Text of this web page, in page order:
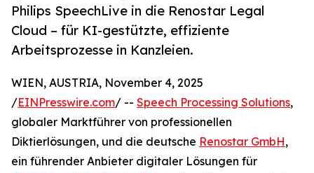
Philips SpeechLive in die Renostar Legal
Cloud – für KI-gestützte, effiziente
Arbeitsprozesse in Kanzleien.
WIEN, AUSTRIA, November 4, 2025
/EINPresswire.com/ -- Speech Processing Solutions,
globaler Marktführer von professionellen
Diktierlösungen, und die deutsche Renostar GmbH,
ein führender Anbieter digitaler Lösungen für